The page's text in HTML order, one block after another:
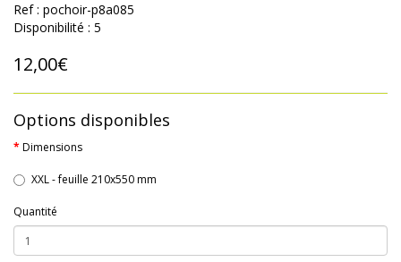
Ref : pochoir-p8a085
Disponibilité : 5
12,00€
Options disponibles
Dimensions
XXL - feuille 210x550 mm
Quantité